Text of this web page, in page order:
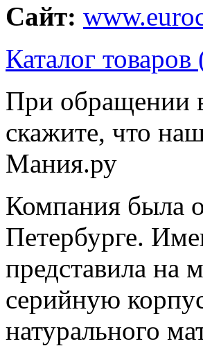
Сайт:
Каталог товаров
При обращении
скажите, что
Мания.ру
Компания была
Петербурге.
представила на
серийную
натурального